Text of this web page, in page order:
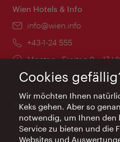
Wien Hotels & Info
Email:
info@wien.info
Telefon:
+43-1-24 555
Öffnungszeiten:
Montag - Freitag 9 – 17
Feiertags geschlossen
AI Concierge Wien
Ort:
concierge.wien.info
Öffnungszeiten:
Informationen rund um
Cookies
Wir möchten Ihnen
Keks gehen. Aber so
notwendig, um Ihnen den
Service zu bieten und die
Websites und